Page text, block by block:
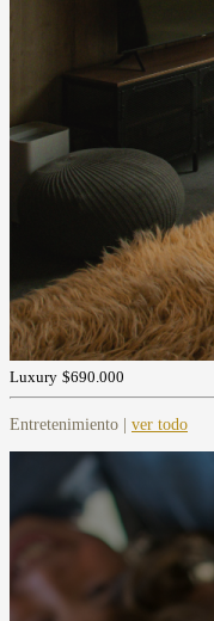
Luxury $690.000
Entretenimiento | ver todo